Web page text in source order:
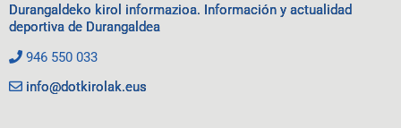
Durangaldeko kirol informazioa. Información y actualidad
deportiva de Durangaldea
946 550 033
info@dotkirolak.eus